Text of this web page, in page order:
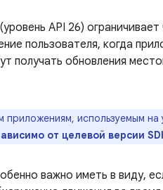
API 26)
пользователя, когда
получать обновления
приложениям, используемым на
от целевой версии
важно иметь в виду,